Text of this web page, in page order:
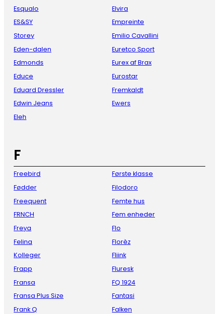
Esqualo
ES&SY
Storey
Eden-dalen
Edmonds
Educe
Eduard Dressler
Edwin Jeans
Eleh
Elvira
Empreinte
Emilio Cavallini
Euretco Sport
Eurex af Brax
Eurostar
Fremkaldt
Ewers
F
Freebird
Fødder
Freequent
FRNCH
Freya
Felina
Kolleger
Frapp
Fransa
Fransa Plus Size
Frank Q
Første klasse
Filodoro
Femte hus
Fem enheder
Flo
Florèz
Fliink
Fluresk
FQ 1924
Fantasi
Falken